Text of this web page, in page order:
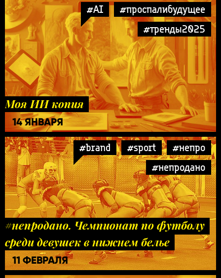
#AI
#проспалибудущее
#тренды2025
Моя ИИ копия
14 ЯНВАРЯ
#brand #sport
#непро
#непродано
#непродано. Чемпионат по футболу
среди девушек в нижнем белье
11 ФЕВРАЛЯ